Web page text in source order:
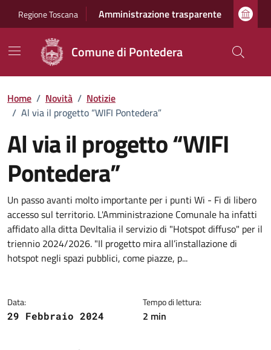
Regione Toscana Amministrazione trasparente
Comune di Pontedera
Home / Novità / Notizie
/ Al via il progetto “WIFI Pontedera”
Al via il progetto “WIFI
Pontedera”
Dettagli della notizia
Un passo avanti molto importante per i punti Wi - Fi di libero
accesso sul territorio. L'Amministrazione Comunale ha infatti
affidato alla ditta DevItalia il servizio di "Hotspot diffuso" per il
triennio 2024/2026. "Il progetto mira all’installazione di
hotspot negli spazi pubblici, come piazze, p...
Data:
29 Febbraio 2024
Tempo di lettura:
2 min